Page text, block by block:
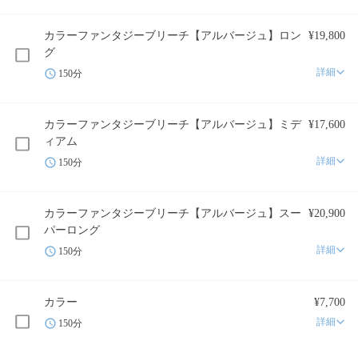
カラーファンタジーブリーチ【アルバージュ】ロン
グ
¥19,800
150分 詳細
カラーファンタジーブリーチ【アルバージュ】ミデ
ィアム
¥17,600
150分 詳細
カラーファンタジーブリーチ【アルバージュ】スー
パーロング
¥20,900
150分 詳細
カラー ¥7,700
150分 詳細